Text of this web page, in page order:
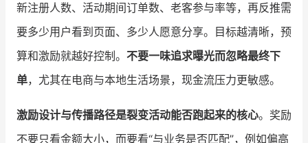
新注册人数、活动期间订单数、老客参与率等，再反推需
要多少用户看到页面、多少人愿意分享。目标越清晰，预
算和激励就越好控制。 不要一味追求曝光而忽略最终下
单，尤其在电商与本地生活场景，现金流压力更敏感。
激励设计与传播路径是裂变活动能否跑起来的核心。奖励
不要只看金额大小，而要看“与业务是否匹配”，例如偏高